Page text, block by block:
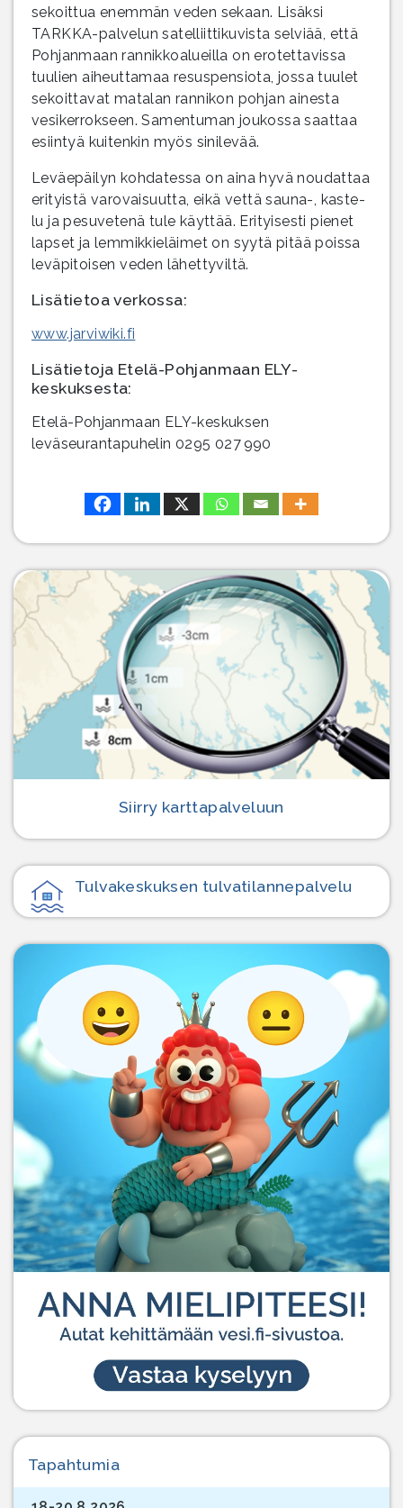
sekoittua enemmän veden sekaan. Lisäksi
TARKKA-palvelun satelliittikuvista selviää, että
Pohjanmaan rannikkoalueilla on erotettavissa
tuulien aiheuttamaa resuspensiota, jossa tuulet
sekoittavat matalan rannikon pohjan ainesta
vesikerrokseen. Samentuman joukossa saattaa
esiintyä kuitenkin myös sinilevää.
Leväepäilyn kohdatessa on aina hyvä noudattaa
erityistä varovaisuutta, eikä vettä sauna-, kaste-
lu ja pesuvetenä tule käyttää. Erityisesti pienet
lapset ja lemmikkieläimet on syytä pitää poissa
leväpitoisen veden lähettyviltä.
Lisätietoa verkossa:
www.jarviwiki.fi
Lisätietoja Etelä-Pohjanmaan ELY-
keskuksesta:
Etelä-Pohjanmaan ELY-keskuksen
leväseurantapuhelin 0295 027 990
Siirry karttapalveluun
Tulvakeskuksen tulvatilanne­palvelu
Tapahtumia